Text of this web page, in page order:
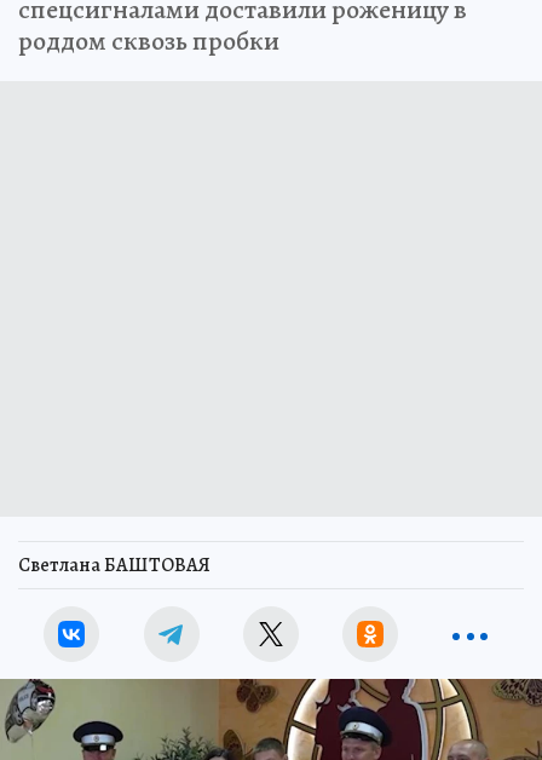
спецсигналами доставили роженицу в
роддом сквозь пробки
Светлана БАШТОВАЯ